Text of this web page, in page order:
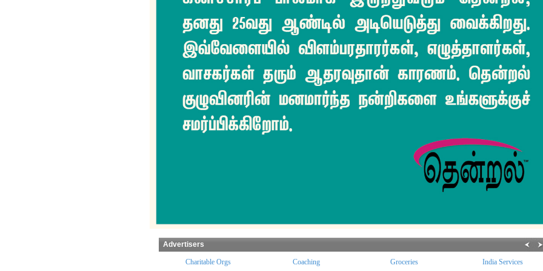
Advertisers
Charitable Orgs Coaching Groceries India Services